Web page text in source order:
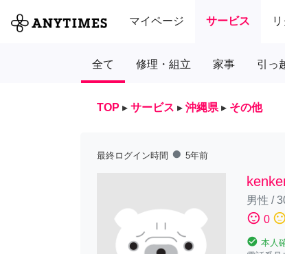
マイページ サービス
全て 修理・組立 家事 引っ
TOP ▸ サービス ▸ 沖縄県 ▸ その他
最終ログイン時間 fiber_manual_record 5年前
男性 /
sentiment_satisfied 0 sentiment_neutral
check_circle 本人